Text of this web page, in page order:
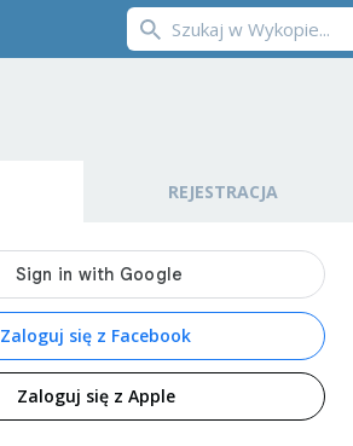
REJESTRACJA
Zaloguj się z Facebook
Zaloguj się z Apple